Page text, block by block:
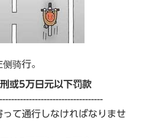
骑行。
或5万日元以下罚款
て通行しなければなりませ